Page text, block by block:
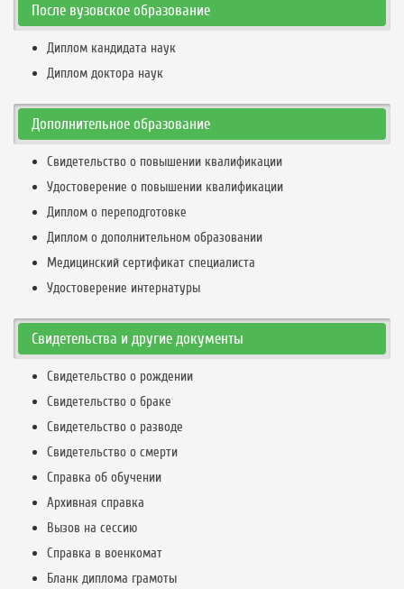
После вузовское образование
Диплом кандидата наук
Диплом доктора наук
Дополнительное образование
Свидетельство о повышении квалификации
Удостоверение о повышении квалификации
Диплом о переподготовке
Диплом о дополнительном образовании
Медицинский сертификат специалиста
Удостоверение интернатуры
Свидетельства и другие документы
Свидетельство о рождении
Свидетельство о браке
Свидетельство о разводе
Свидетельство о смерти
Справка об обучении
Архивная справка
Вызов на сессию
Справка в военкомат
Бланк диплома грамоты